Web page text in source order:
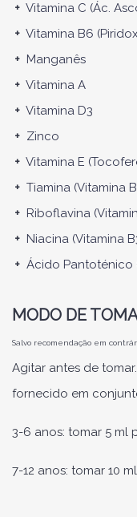
+ Vitamina C (Ác.
+ Vitamina B6
+ Manganês
+ Vitamina A
+ Vitamina D3
+ Zinco
+ Vitamina E
+ Tiamina (Vitamina
+ Riboflavina
+ Niacina (Vitamina
+ Ácido Pantoténico
MODO DE
Salvo recomendação em
Agitar antes de
fornecido em
3-6 anos: tomar 5 ml
7-12 anos: tomar 10